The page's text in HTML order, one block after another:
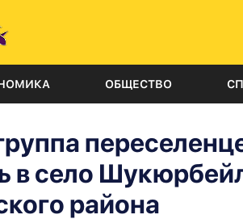
ОБЩЕСТВО
в село
района